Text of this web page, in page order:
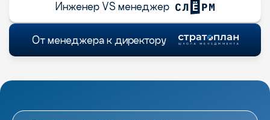
Инженер VS менеджер
От менеджера к директору